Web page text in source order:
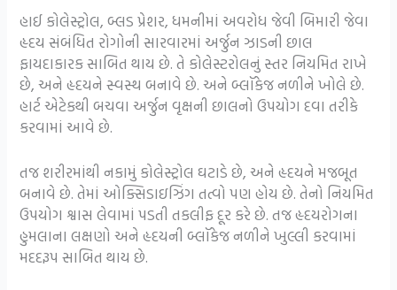
હાઈ કોલેસ્ટ્રોલ, બ્લડ પ્રેશર, ધમનીમાં અવરોધ જેવી બિમારી જેવા
હૃદય સંબંધિત રોગોની સારવારમાં અર્જુન ઝાડની છાલ
ફાયદાકારક સાબિત થાય છે. તે કોલેસ્ટરોલનું સ્તર નિયમિત રાખે
છે, અને હૃદયને સ્વસ્થ બનાવે છે. અને બ્લૉકેજ નળીને ખોલે છે.
હાર્ટ એટેકથી બચવા અર્જુન વૃક્ષની છાલનો ઉપયોગ દવા તરીકે
કરવામાં આવે છે.
તજ શરીરમાંથી નકામું કોલેસ્ટ્રોલ ઘટાડે છે, અને હૃદયને મજબૂત
બનાવે છે. તેમાં ઓક્સિડાઇઝિંગ તત્વો પણ હોય છે. તેનો નિયમિત
ઉપયોગ શ્વાસ લેવામાં પડતી તકલીફ દૂર કરે છે. તજ હૃદયરોગના
હુમલાના લક્ષણો અને હૃદયની બ્લૉકેજ નળીને ખુલ્લી કરવામાં
મદદરૂપ સાબિત થાય છે.